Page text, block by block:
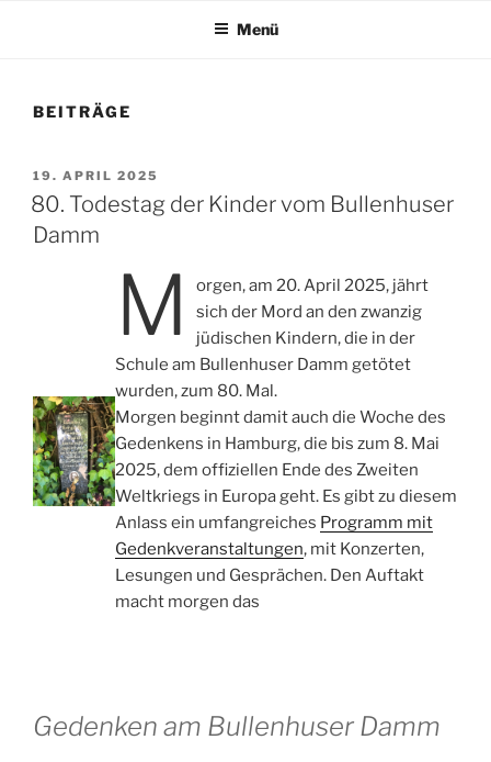
Menü
BEITRÄGE
VERÖFFENTLICHT
AM
19. APRIL 2025
80. Todestag der Kinder vom Bullenhuser
Damm
M
orgen, am 20. April 2025, jährt
sich der Mord an den zwanzig
jüdischen Kindern, die in der
Schule am Bullenhuser Damm getötet
wurden, zum 80. Mal.
Morgen beginnt damit auch die Woche des
Gedenkens in Hamburg, die bis zum 8. Mai
2025, dem offiziellen Ende des Zweiten
Weltkriegs in Europa geht. Es gibt zu diesem
Anlass ein umfangreiches Programm mit
Gedenkveranstaltungen, mit Konzerten,
Lesungen und Gesprächen. Den Auftakt
macht morgen das
Gedenken am Bullenhuser Damm